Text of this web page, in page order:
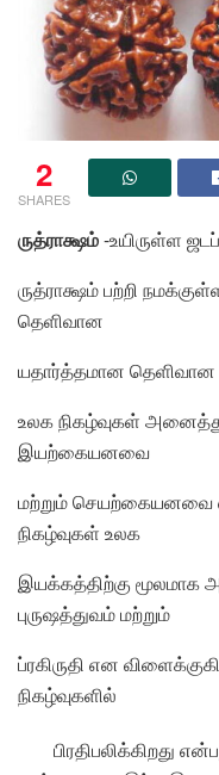
2
SHARES
ருத்ராக்ஷம்-உயிருள்ள
ருத்ராக்ஷம் பற்றி
தெளிவான
யதார்த்தமான தெளிவான
உலக நிகழ்வுகள்
இயற்கையனவை
மற்றும் செயற்கையனவை
நிகழ்வுகள் உலக
இயக்கத்திற்கு மூலமாக
புருஷத்துவம் மற்றும்
ப்ரகிருதி என
நிகழ்வுகளில்
பிரதிபலிக்கிறது